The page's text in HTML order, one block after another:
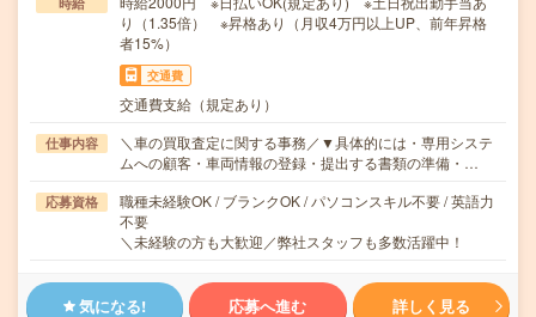
り（1.35倍） ※昇格あり（月収4万円以上UP、前年昇格
者15%）
交通費
交通費支給（規定あり）
仕事内容
＼車の買取査定に関する事務／▼具体的には・専用システ
ムへの顧客・車両情報の登録・提出する書類の準備・…
応募資格
職種未経験OK / ブランクOK / パソコンスキル不要 / 英語力
不要
＼未経験の方も大歓迎／弊社スタッフも多数活躍中！
気になる! 応募へ進む 詳しく見る